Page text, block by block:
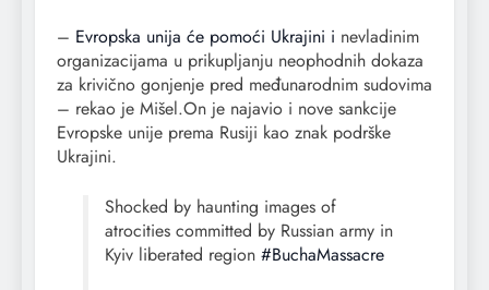
– Evropska unija će pomoći Ukrajini i nevladinim
organizacijama u prikupljanju neophodnih dokaza
za krivično gonjenje pred međunarodnim sudovima
– rekao je Mišel.On je najavio i nove sankcije
Evropske unije prema Rusiji kao znak podrške
Ukrajini.
Shocked by haunting images of
atrocities committed by Russian army in
Kyiv liberated region #BuchaMassacre